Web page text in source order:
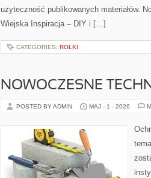
użyteczność publikowanych materiałów.
Wiejska Inspiracja – DIY i […]
CATEGORIES: ROLKI
NOWOCZESNE
POSTED BY ADMIN MAJ - 1 - 2026